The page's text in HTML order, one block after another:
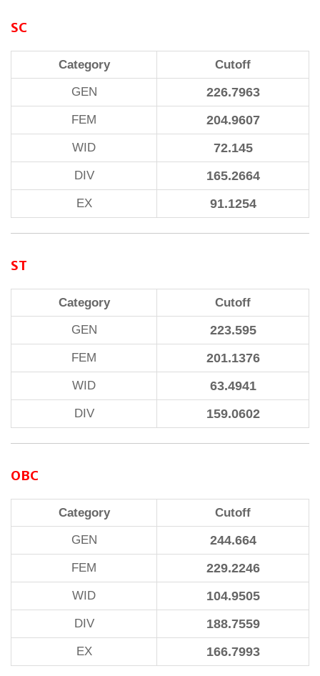
SC
Category
Cutoff
GEN
226.7963
FEM 204.9607
WID 72.145
DIV 165.2664
EX 91.1254
ST
Category
Cutoff
GEN
223.595
FEM 201.1376
WID 63.4941
DIV 159.0602
OBC
Category
Cutoff
GEN
244.664
FEM 229.2246
WID 104.9505
DIV 188.7559
EX 166.7993